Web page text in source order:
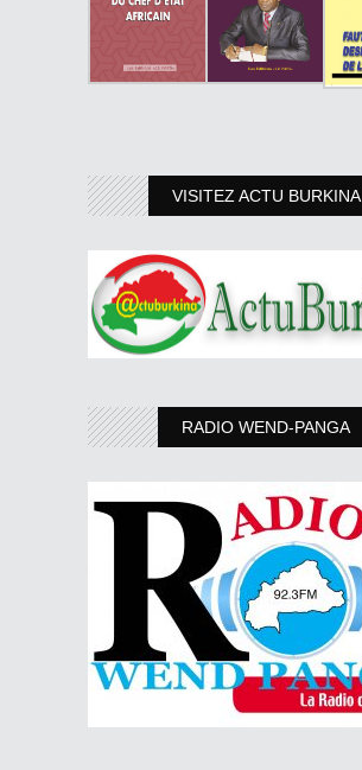
VISITEZ ACTU BURKINA
RADIO WEND-PANGA